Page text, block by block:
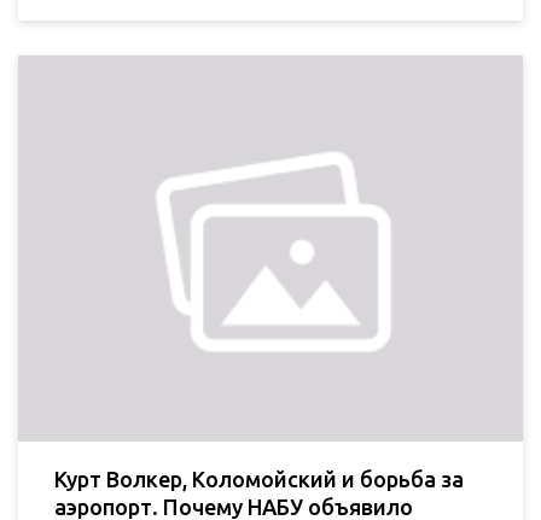
Курт Волкер, Коломойский и борьба за
аэропорт. Почему НАБУ объявило